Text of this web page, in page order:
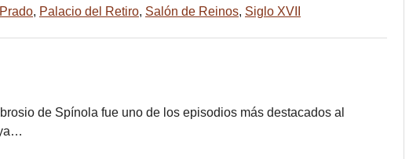
, Palacio del Retiro, Salón de Reinos, Siglo XVII
de Spínola fue uno de los episodios más destacados al